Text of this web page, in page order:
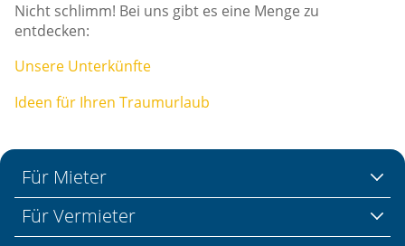
Nicht schlimm! Bei uns gibt es eine Menge zu
entdecken:
Unsere Unterkünfte
Ideen für Ihren Traumurlaub
Für Mieter
Für Vermieter